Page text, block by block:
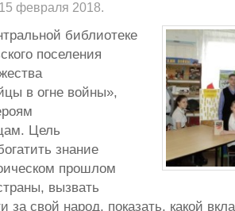
февраля 2018.
библиотеке
поселения
в огне войны»,
Цель
знание
прошлом
вызвать
за свой народ, показать, какой